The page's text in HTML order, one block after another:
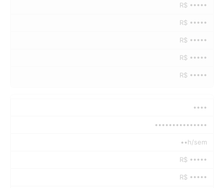
R$ •••••
R$ •••••
R$ •••••
R$ •••••
R$ •••••
••••
•••••••••••••••
••h/sem
R$ •••••
R$ •••••